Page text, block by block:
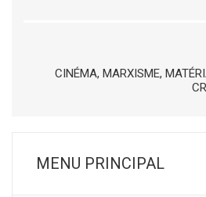
CINÉMA, MARXISME,
MENU PRINCIPAL